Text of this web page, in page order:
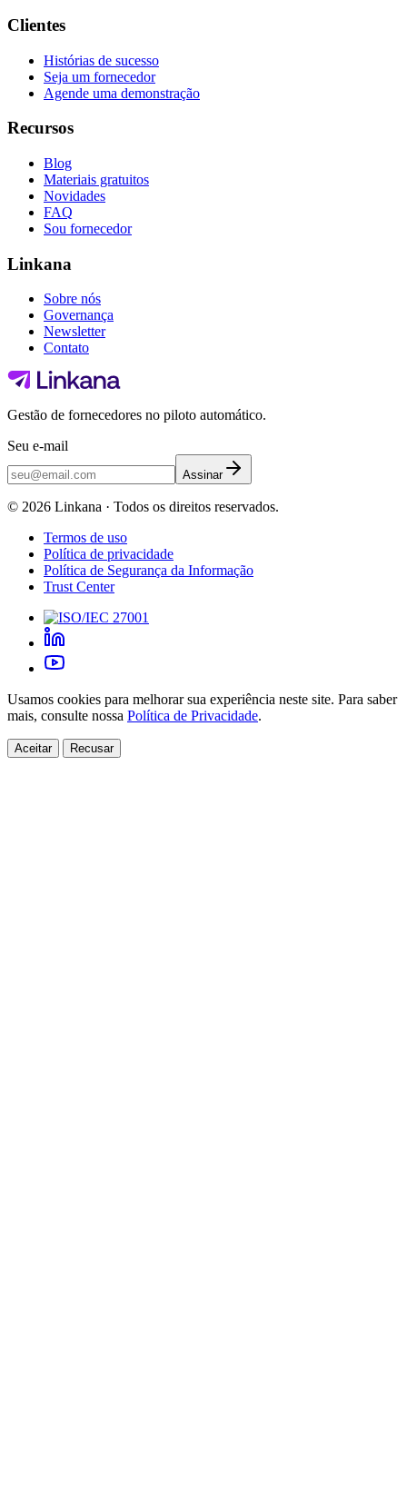
Clientes
Histórias de sucesso
Seja um fornecedor
Agende uma demonstração
Recursos
Blog
Materiais gratuitos
Novidades
FAQ
Sou fornecedor
Linkana
Sobre nós
Governança
Newsletter
Contato
Gestão de fornecedores no piloto automático.
Seu e-mail
Assinar
© 2026 Linkana · Todos os direitos reservados.
Termos de uso
Política de privacidade
Política de Segurança da Informação
Trust Center
Usamos cookies para melhorar sua experiência neste site. Para saber
mais, consulte nossa Política de Privacidade.
Aceitar Recusar